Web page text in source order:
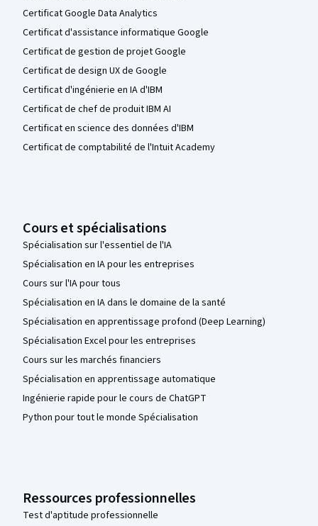
Certificat Google Data Analytics
Certificat d'assistance informatique Google
Certificat de gestion de projet Google
Certificat de design UX de Google
Certificat d'ingénierie en IA d'IBM
Certificat de chef de produit IBM AI
Certificat en science des données d'IBM
Certificat de comptabilité de l'Intuit Academy
Cours et spécialisations
Spécialisation sur l'essentiel de l'IA
Spécialisation en IA pour les entreprises
Cours sur l'IA pour tous
Spécialisation en IA dans le domaine de la santé
Spécialisation en apprentissage profond (Deep Learning)
Spécialisation Excel pour les entreprises
Cours sur les marchés financiers
Spécialisation en apprentissage automatique
Ingénierie rapide pour le cours de ChatGPT
Python pour tout le monde Spécialisation
Ressources professionnelles
Test d'aptitude professionnelle